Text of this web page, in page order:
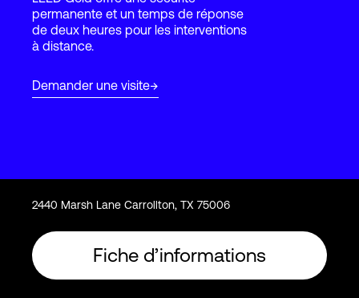
Connexion
permanente et un temps de réponse
de deux heures pour les interventions
à distance.
Demander une visite
2440 Marsh Lane Carrollton, TX 75006
Fiche d’informations